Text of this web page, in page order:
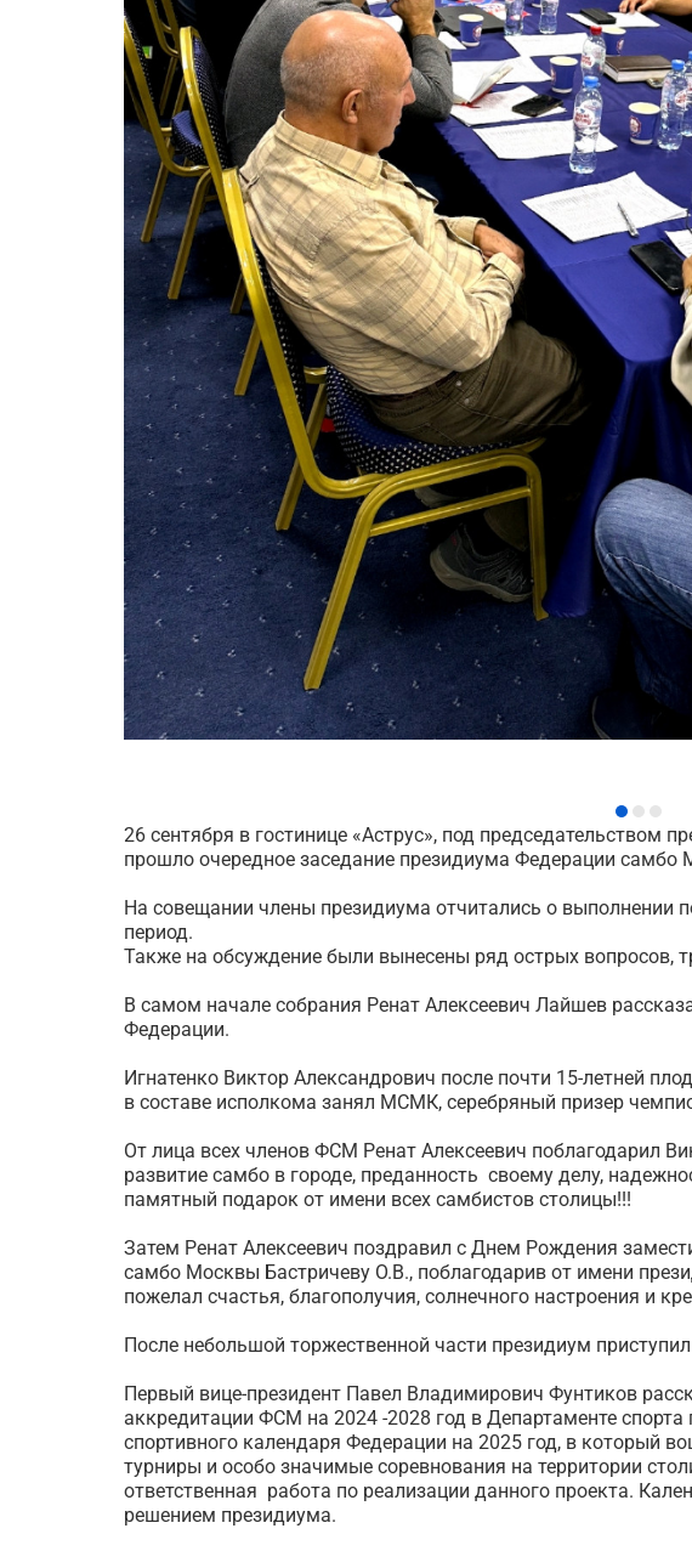
26 сентября в гостинице «Аструс», под председательством
прошло очередное заседание президиума Федерации самбо
На совещании члены президиума отчитались о выполнении
период.
Также на обсуждение были вынесены ряд острых вопросов,
В самом начале собрания Ренат Алексеевич Лайшев
Федерации.
Игнатенко Виктор Александрович после почти 15-летней
в составе исполкома занял МСМК, серебряный призер
От лица всех членов ФСМ Ренат Алексеевич поблагодарил
развитие самбо в городе, преданность своему делу,
памятный подарок от имени всех самбистов столицы!!!
Затем Ренат Алексеевич поздравил с Днем Рождения
самбо Москвы Бастричеву О.В., поблагодарив от имени
пожелал счастья, благополучия, солнечного настроения и
После небольшой торжественной части президиум
Первый вице-президент Павел Владимирович Фунтиков
аккредитации ФСМ на 2024 -2028 год в Департаменте
спортивного календаря Федерации на 2025 год, в который
турниры и особо значимые соревнования на территории
ответственная работа по реализации данного проекта.
решением президиума.